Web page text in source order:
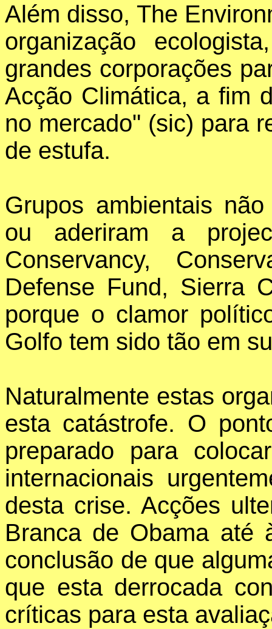
Além disso, The
organização
grandes corporações
Acção Climática, a fim
no mercado" (sic) para
de estufa.
Grupos ambientais
ou aderiram a
Conservancy,
Defense Fund, Sierra
porque o clamor
Golfo tem sido tão em
Naturalmente estas
esta catástrofe. O
preparado para
internacionais
desta crise. Acções
Branca de Obama
conclusão de que
que esta derrocada
críticas para esta